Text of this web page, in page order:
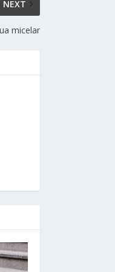
NEXT
micelar